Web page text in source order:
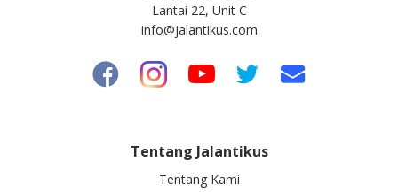
Lantai 22, Unit C
info@jalantikus.com
Tentang Jalantikus
Tentang Kami